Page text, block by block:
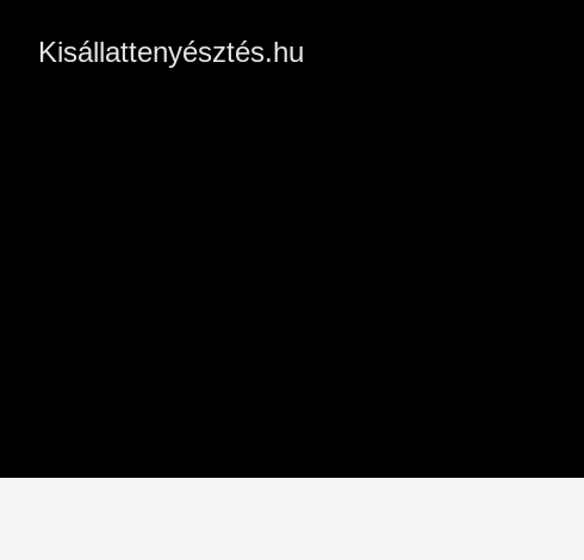
Kisállattenyésztés.hu